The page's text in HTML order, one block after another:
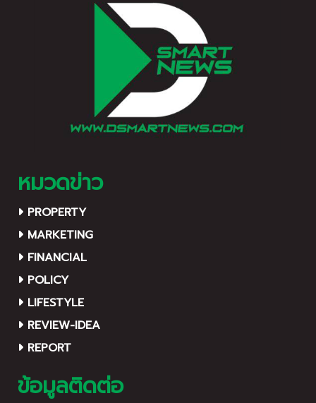
หมวดข่าว
PROPERTY
MARKETING
FINANCIAL
POLICY
LIFESTYLE
REVIEW-IDEA
REPORT
ข้อมูลติดต่อ